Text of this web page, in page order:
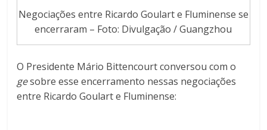
Negociações entre Ricardo Goulart e Fluminense se
encerraram – Foto: Divulgação / Guangzhou
O Presidente Mário Bittencourt conversou com o
gesobre esse encerramento nessas negociações
entre Ricardo Goulart e Fluminense: